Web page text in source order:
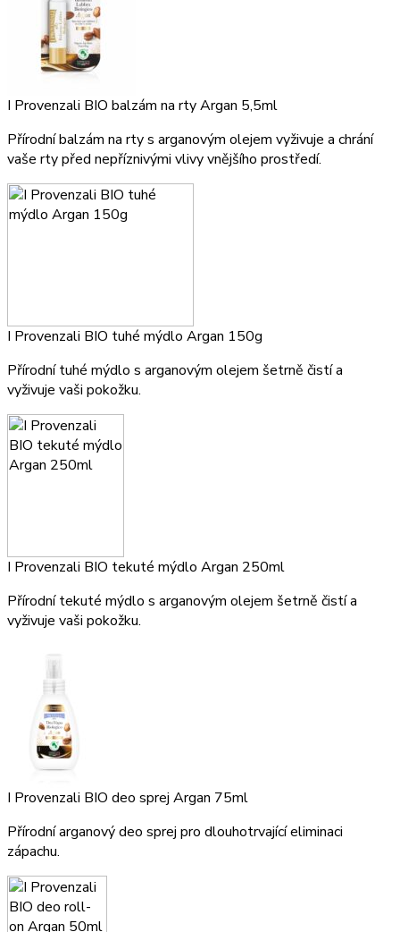
I Provenzali BIO balzám na rty Argan 5,5ml
Přírodní balzám na rty s arganovým olejem vyživuje a chrání
vaše rty před nepříznivými vlivy vnějšího prostředí.
I Provenzali BIO tuhé mýdlo Argan 150g
Přírodní tuhé mýdlo s arganovým olejem šetrně čistí a
vyživuje vaši pokožku.
I Provenzali BIO tekuté mýdlo Argan 250ml
Přírodní tekuté mýdlo s arganovým olejem šetrně čistí a
vyživuje vaši pokožku.
I Provenzali BIO deo sprej Argan 75ml
Přírodní arganový deo sprej pro dlouhotrvající eliminaci
zápachu.